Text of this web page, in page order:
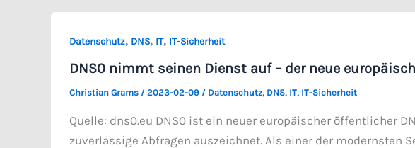
Datenschutz, DNS, IT, IT-Sicherheit
DNS0 nimmt seinen Dienst auf – der neue
Christian Grams / 2023-02-09 / Datenschutz, DNS, IT, IT-Sicherheit
Quelle: dns0.eu DNS0 ist ein neuer europäischer öffentlicher
zuverlässige Abfragen auszeichnet. Als einer der modernsten